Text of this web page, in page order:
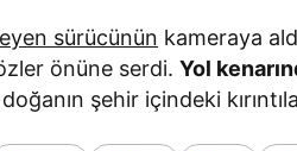
sürücünün kameraya
önüne serdi.Yol
şehir içindeki